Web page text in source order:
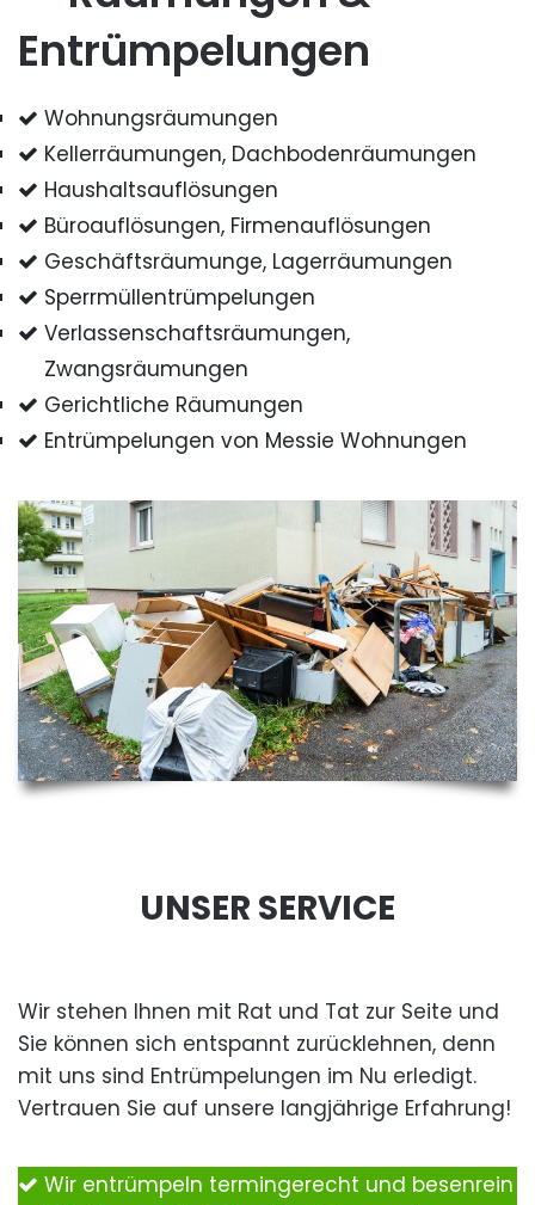
Entrümpelungen
Wohnungsräumungen
Kellerräumungen, Dachbodenräumungen
Haushaltsauflösungen
Büroauflösungen, Firmenauflösungen
Geschäftsräumunge, Lagerräumungen
Sperrmüllentrümpelungen
Verlassenschaftsräumungen,
Zwangsräumungen
Gerichtliche Räumungen
Entrümpelungen von Messie Wohnungen
UNSER SERVICE
Wir stehen Ihnen mit Rat und Tat zur Seite und
Sie können sich entspannt zurücklehnen, denn
mit uns sind Entrümpelungen im Nu erledigt.
Vertrauen Sie auf unsere langjährige Erfahrung!
Wir entrümpeln termingerecht und besenrein